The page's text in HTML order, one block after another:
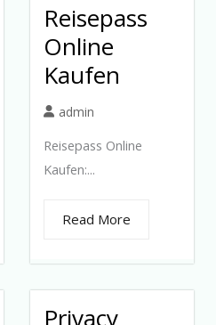
Reisepass
Online
Kaufen
admin
Reisepass Online
Kaufen:...
Read More
Privacy